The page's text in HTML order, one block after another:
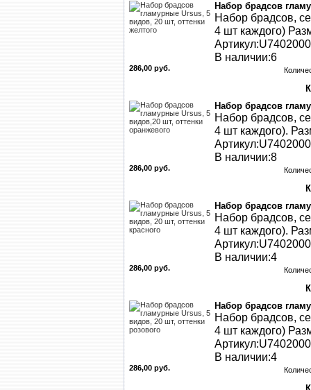
Набор брадсов
Набор брадсов,
4 шт каждого)
В наличии:6
286,00 руб.
Набор брадсов
Набор брадсов,
4 шт каждого).
В наличии:8
286,00 руб.
Набор брадсов
Набор брадсов,
4 шт каждого).
В наличии:4
286,00 руб.
Набор брадсов
Набор брадсов,
4 шт каждого)
В наличии:4
286,00 руб.